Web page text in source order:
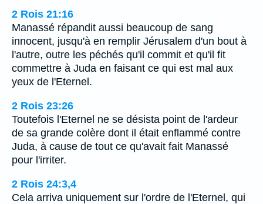
2 Rois 21:16
Manassé répandit aussi beaucoup de sang
innocent, jusqu'à en remplir Jérusalem d'un bout à
l'autre, outre les péchés qu'il commit et qu'il fit
commettre à Juda en faisant ce qui est mal aux
yeux de l'Eternel.
2 Rois 23:26
Toutefois l'Eternel ne se désista point de l'ardeur
de sa grande colère dont il était enflammé contre
Juda, à cause de tout ce qu'avait fait Manassé
pour l'irriter.
2 Rois 24:3,4
Cela arriva uniquement sur l'ordre de l'Eternel, qui